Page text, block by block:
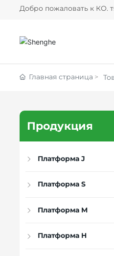
Добро пожаловать к КО.
Главная страница
Продукция
Платформа J
Платформа S
Платформа M
Платформа H